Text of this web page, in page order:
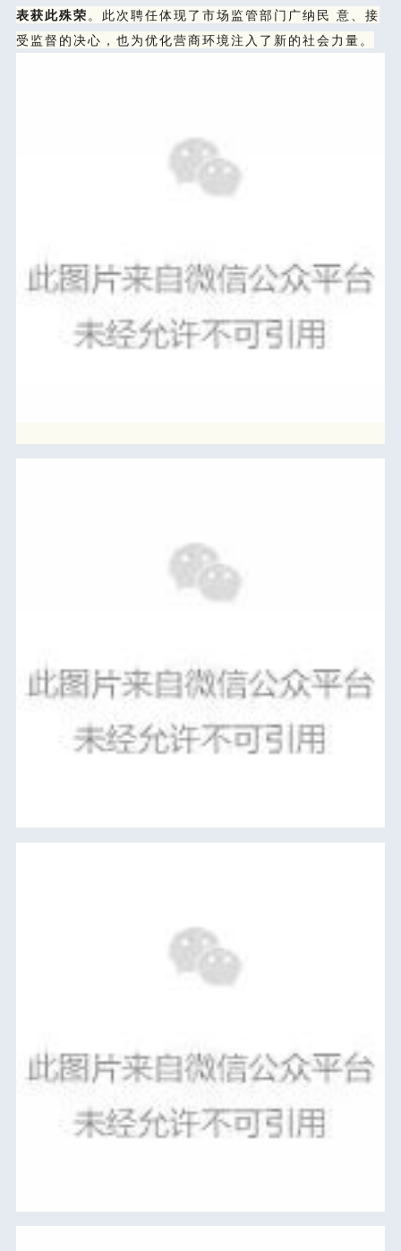
表获此殊荣。此次聘任体现了市场监管部门广纳民 意、接
受监督的决心，也为优化营商环境注入了新的社会力量。